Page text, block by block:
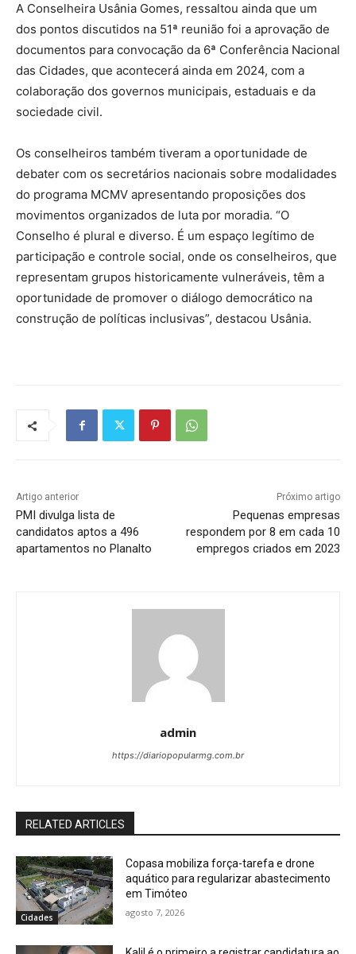
A Conselheira Usânia Gomes, ressaltou ainda que um
dos pontos discutidos na 51ª reunião foi a aprovação de
documentos para convocação da 6ª Conferência Nacional
das Cidades, que acontecerá ainda em 2024, com a
colaboração dos governos municipais, estaduais e da
sociedade civil.
Os conselheiros também tiveram a oportunidade de
debater com os secretários nacionais sobre modalidades
do programa MCMV apresentando proposições dos
movimentos organizados de luta por moradia. “O
Conselho é plural e diverso. É um espaço legítimo de
participação e controle social, onde os conselheiros, que
representam grupos historicamente vulneráveis, têm a
oportunidade de promover o diálogo democrático na
construção de políticas inclusivas”, destacou Usânia.
Artigo anterior
PMI divulga lista de
candidatos aptos a 496
apartamentos no Planalto
Próximo artigo
Pequenas empresas
respondem por 8 em cada 10
empregos criados em 2023
admin
https://diariopopularmg.com.br
RELATED ARTICLES
Cidades
Copasa mobiliza força-tarefa e drone
aquático para regularizar abastecimento
em Timóteo
agosto 7, 2026